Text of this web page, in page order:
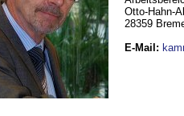
Otto-Hahn-
28359
E-Mail :